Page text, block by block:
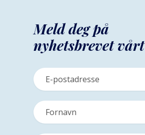
Meld deg på
nyhetsbrevet vårt